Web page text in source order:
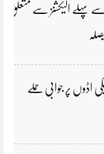
پہلے الیکشنز سے متعلق
اڈوں پر جوابی حملے